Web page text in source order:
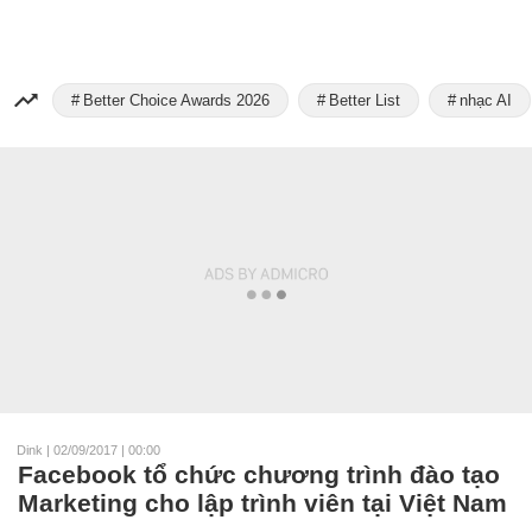
Better Choice Awards 2026 Better List nhạc AI
Dink | 02/09/2017 | 00:00
Facebook tổ chức chương trình đào tạo
Marketing cho lập trình viên tại Việt Nam